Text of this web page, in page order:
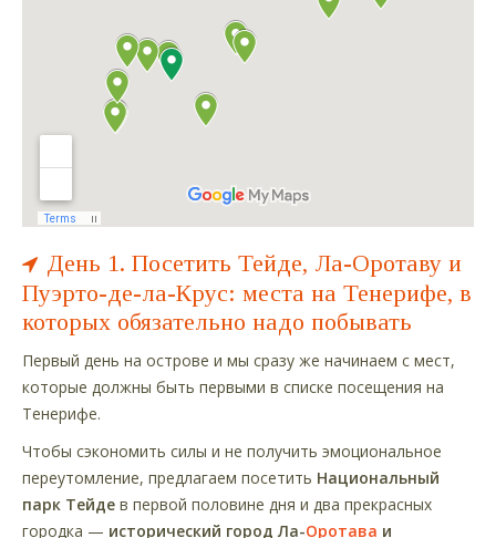
День 1. Посетить Тейде, Ла-Оротаву и
Пуэрто-де-ла-Крус: места на Тенерифе, в
которых обязательно надо побывать
Первый день на острове и мы сразу же начинаем с мест,
которые должны быть первыми в списке посещения на
Тенерифе.
Чтобы сэкономить силы и не получить эмоциональное
переутомление, предлагаем посетить Национальный
парк Тейде в первой половине дня и два прекрасных
городка — исторический город Ла-Оротава и